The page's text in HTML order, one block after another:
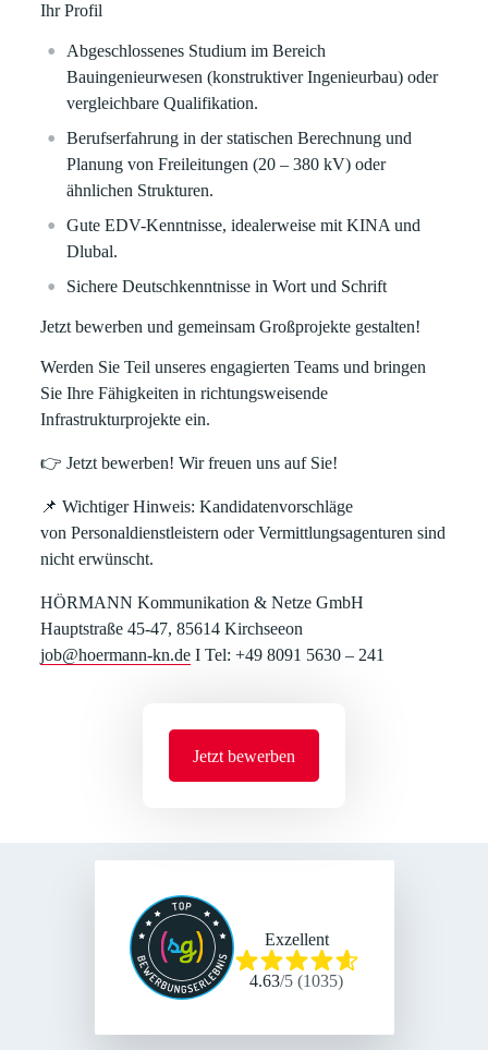
Ihr Profil
Abgeschlossenes Studium im Bereich
Bauingenieurwesen(konstruktiver Ingenieurbau) oder
vergleichbare Qualifikation.
Berufserfahrung in derstatischen Berechnung und
Planungvon Freileitungen (20 – 380 kV) oder
ähnlichen Strukturen.
GuteEDV-Kenntnisse, idealerweise mitKINAund
Dlubal.
SichereDeutschkenntnissein Wort und Schrift
Jetzt bewerben und gemeinsam Großprojekte gestalten!
Werden Sie Teil unseres engagierten Teams und bringen
Sie Ihre Fähigkeiten in richtungsweisende
Infrastrukturprojekte ein.
👉Jetzt bewerben! Wir freuen uns auf Sie!
📌Wichtiger Hinweis: Kandidatenvorschläge
vonPersonaldienstleistern oder Vermittlungsagenturen sind
nicht erwünscht.
HÖRMANN Kommunikation & Netze GmbH
Hauptstraße 45-47, 85614 Kirchseeon
job@hoermann-kn.de I Tel: +49 8091 5630 – 241
Jetzt bewerben
Exzellent
4.63/5 (1035)